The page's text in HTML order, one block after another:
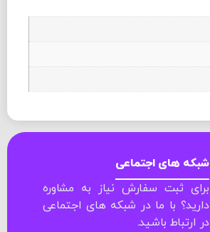
شبکه های اجتماعی
برای ثبت سفارش نیاز به مشاوره
دارید؟ با ما در شبکه های اجتماعی
در ارتباط باشید.